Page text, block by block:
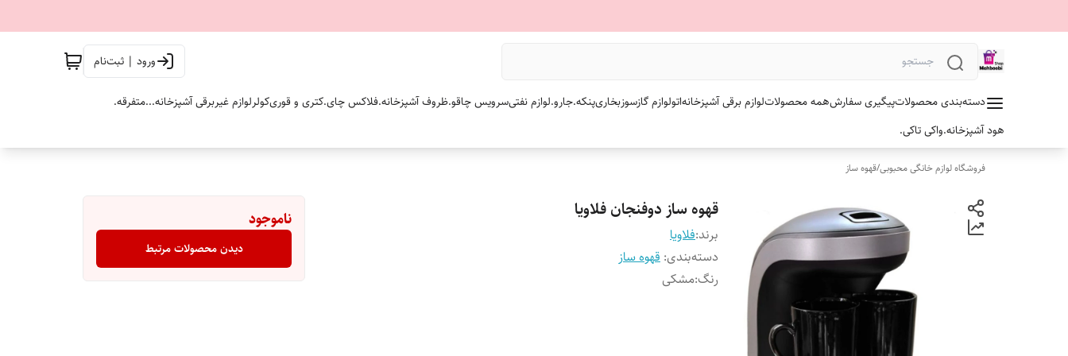
ورود | ثبت‌نام
دسته‌بندی محصولاتپیگیری سفارشهمه محصولاتلوازم برقی آشپزخانهاتولوازم گازسوزبخاریپنکه.جارو.لوازم نفتیسرویس چاقو.ظروف آشپزخانه.فلاکس چای.کتری و قوریکولرلوازم غیربرقی آشپزخانه...متفرقه.
هود آشپزخانه.واکی تاکی.
فروشگاه لوازم خانگی محبوبی/قهوه ساز
قهوه ساز دوفنجان فلاویا
برند:فلاویا
دسته‌بندی: قهوه ساز
رنگ:مشکی
ناموجود
دیدن محصولات مرتبط